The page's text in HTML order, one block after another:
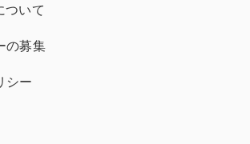
ついて
の募集
シー